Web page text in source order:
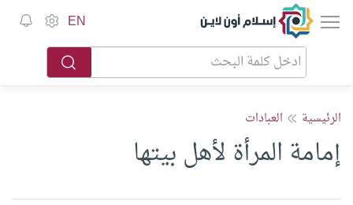
إسلام أون لاين EN
الرئيسية العبادات
إمامة المرأة لأهل بيتها